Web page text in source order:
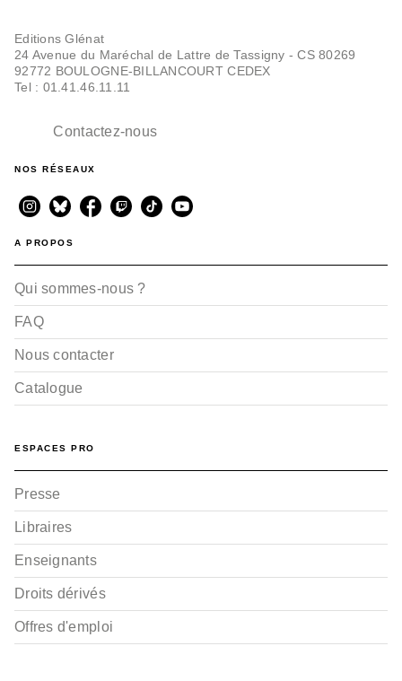
Editions Glénat
24 Avenue du Maréchal de Lattre de Tassigny - CS 80269
92772 BOULOGNE-BILLANCOURT CEDEX
Tel : 01.41.46.11.11
Contactez-nous
NOS RÉSEAUX
A PROPOS
Qui sommes-nous ?
FAQ
Nous contacter
Catalogue
ESPACES PRO
Presse
Libraires
Enseignants
Droits dérivés
Offres d'emploi